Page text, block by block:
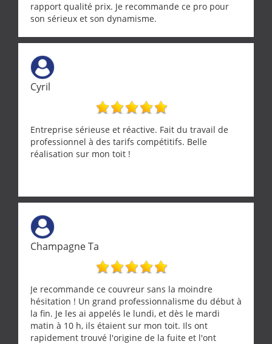
rapport qualité prix. Je recommande ce pro pour
son sérieux et son dynamisme.
Cyril
Entreprise sérieuse et réactive. Fait du travail de
professionnel à des tarifs compétitifs. Belle
réalisation sur mon toit !
Champagne Ta
Je recommande ce couvreur sans la moindre
hésitation ! Un grand professionnalisme du début à
la fin. Je les ai appelés le lundi, et dès le mardi
matin à 10 h, ils étaient sur mon toit. Ils ont
rapidement trouvé l'origine de la fuite et l'ont